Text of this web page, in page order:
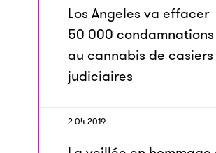
Los Angeles va effacer
50 000
au cannabis de casiers
judiciaires
2 04 2019